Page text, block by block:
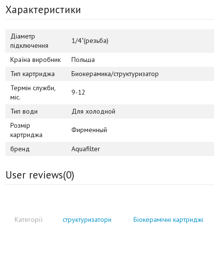
Характеристики
Діаметр
підключення
1/4"(резьба)
Країна виробник
Польша
Тип картриджа
Биокерамика/структуризатор
Термін служби,
міс.
9-12
Тип води
Для холодной
Розмір
картриджа
Фирменный
бренд Aquafilter
User reviews(0)
Категорії: структуризатори Біокерамічні картриджі